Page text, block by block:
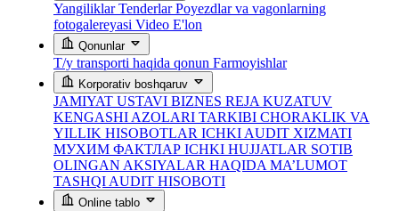
YangiliklarTenderlarPoyezdlar va vagonlarning
fotogalereyasi Video E'lon
Qonunlar
T/y transporti haqida qonun Farmoyishlar
Korporativ boshqaruv
JAMIYAT USTAVI BIZNES REJA KUZATUV
KENGASHI AZOLARI TARKIBI CHORAKLIK VA
YILLIK HISOBOTLAR ICHKI AUDIT XIZMATI
МУХИМ ФАКТЛАР ICHKI HUJJATLAR SOTIB
OLINGAN AKSIYALAR HAQIDA MA’LUMOT
TASHQI AUDIT HISOBOTI
Online tablo